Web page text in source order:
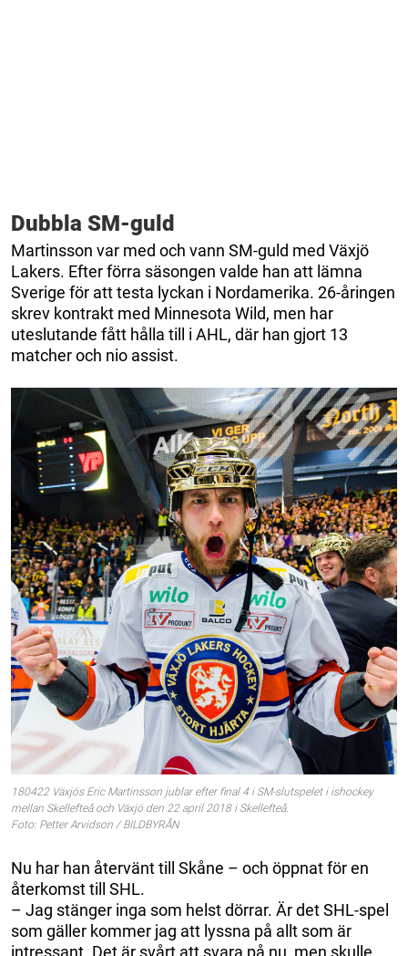
Dubbla SM-guld
Martinsson var med och vann SM-guld med Växjö
Lakers. Efter förra säsongen valde han att lämna
Sverige för att testa lyckan i Nordamerika. 26-åringen
skrev kontrakt med Minnesota Wild, men har
uteslutande fått hålla till i AHL, där han gjort 13
matcher och nio assist.
180422 Växjös Eric Martinsson jublar efter final 4 i SM-slutspelet i ishockey
mellan Skellefteå och Växjö den 22 april 2018 i Skellefteå.
Foto: Petter Arvidson / BILDBYRÅN
Nu har han återvänt till Skåne – och öppnat för en
återkomst till SHL.
– Jag stänger inga som helst dörrar. Är det SHL-spel
som gäller kommer jag att lyssna på allt som är
intressant. Det är svårt att svara på nu, men skulle